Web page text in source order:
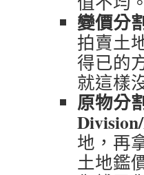
變價分
拍賣土
得已的
就這樣
原物分
地，再
土地鑑